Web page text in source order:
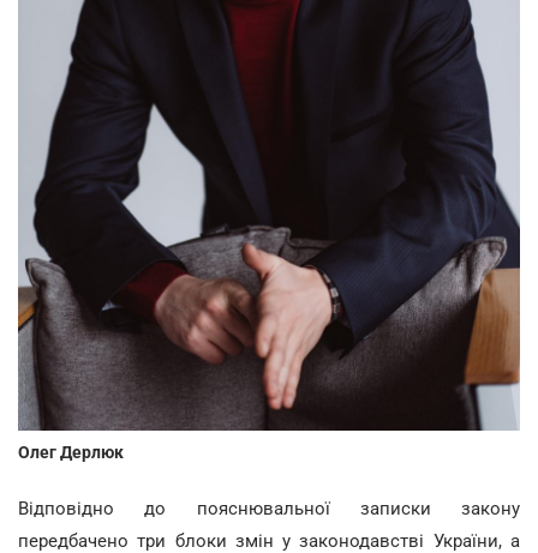
Олег Дерлюк
Відповідно до пояснювальної записки закону
передбачено три блоки змін у законодавстві України, а